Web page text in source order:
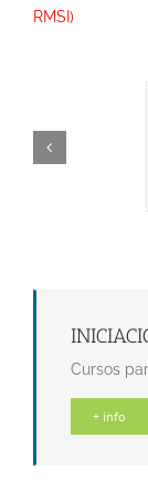
RMSI)
Cursos
+ info